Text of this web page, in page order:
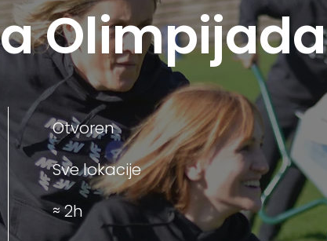
Olimpijada
Otvoren
Sve lokacije
≈ 2h